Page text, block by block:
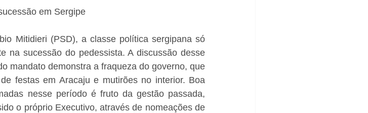
em Sergipe
Mitidieri (PSD), a classe política sergipana só
na sucessão do pedessista. A discussão desse
mandato demonstra a fraqueza do governo, que
festas em Aracaju e mutirões no interior. Boa
nesse período é fruto da gestão passada,
o próprio Executivo, através de nomeações de